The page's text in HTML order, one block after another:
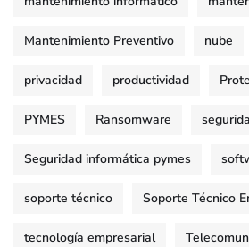
Mantenimiento Preventivo nube
privacidad productividad
PYMES Ransomware
Seguridad informática pymes
soporte técnico Soporte Técnico
tecnología empresarial